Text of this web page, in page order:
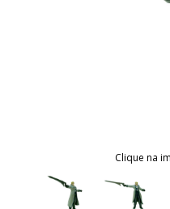
Clique na